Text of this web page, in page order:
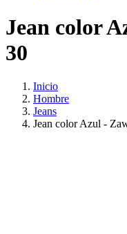
Jean color
30
Inicio
Hombre
Jeans
Jean color Azul -